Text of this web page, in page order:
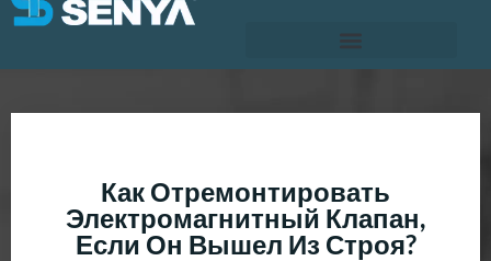
Как Отремонтировать
Электромагнитный Клапан,
Если Он Вышел Из Строя?